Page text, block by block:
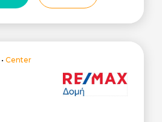
•Center